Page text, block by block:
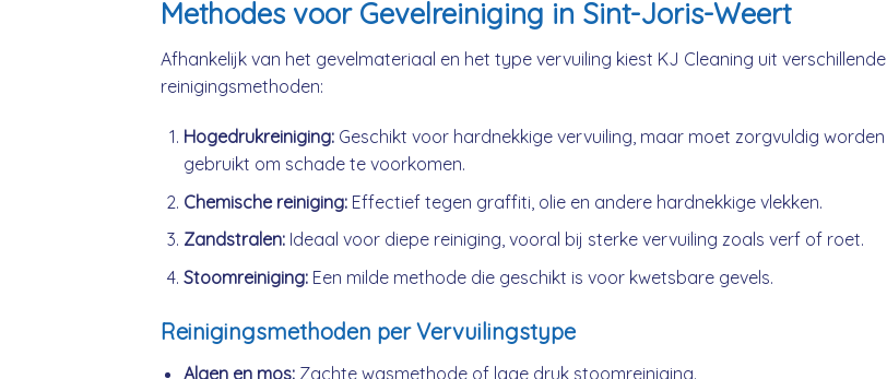
Methodes voor Gevelreiniging in Sint-Joris-Weert
Afhankelijk van het gevelmateriaal en het type vervuiling kiest KJ Cleaning uit verschillende
reinigingsmethoden:
Hogedrukreiniging:Geschikt voor hardnekkige vervuiling, maar moet zorgvuldig worden
gebruikt om schade te voorkomen.
Chemische reiniging:Effectief tegen graffiti, olie en andere hardnekkige vlekken.
Zandstralen:Ideaal voor diepe reiniging, vooral bij sterke vervuiling zoals verf of roet.
Stoomreiniging:Een milde methode die geschikt is voor kwetsbare gevels.
Reinigingsmethoden per Vervuilingstype
Algen en mos:Zachte wasmethode of lage druk stoomreiniging.